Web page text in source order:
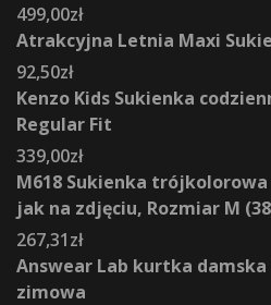
499,00zł
Atrakcyjna Letnia Maxi
92,50zł
Kenzo Kids Sukienka
Regular Fit
339,00zł
M618 Sukienka
jak na zdjęciu, Rozmiar M
267,31zł
Answear Lab kurtka
zimowa